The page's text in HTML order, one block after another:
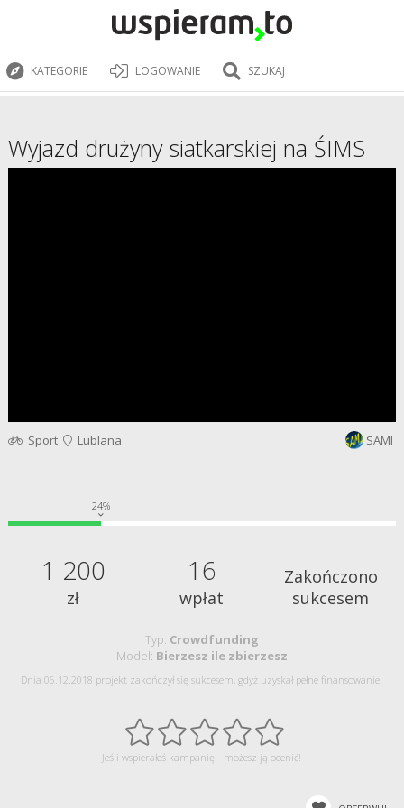
KATEGORIE LOGOWANIE SZUKAJ
Wyjazd drużyny siatkarskiej na ŚIMS
Sport Lublana SAMI
24%
1 200
zł
16
wpłat
Zakończono
sukcesem
Typ: Crowdfunding
Model: Bierzesz ile zbierzesz
Dnia 06.12.2018 projekt zakończył się sukcesem, gdyż uzyskał pełne finansowanie.
Jeśli wspierałeś kampanię - możesz ją ocenić!